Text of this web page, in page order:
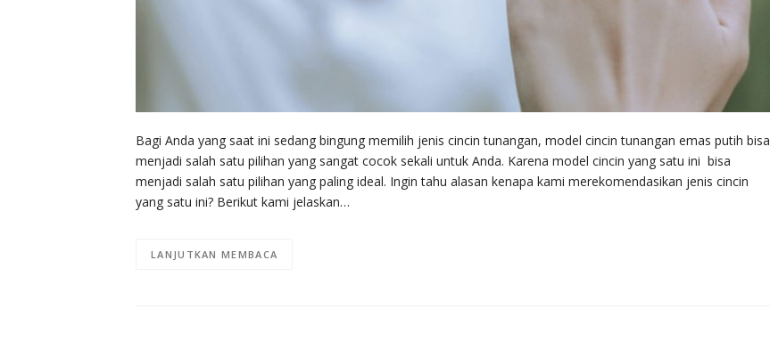
Bagi Anda yang saat ini sedang bingung memilih jenis cincin tunangan, model cincin tunangan emas putih bisa
menjadi salah satu pilihan yang sangat cocok sekali untuk Anda. Karena model cincin yang satu ini bisa
menjadi salah satu pilihan yang paling ideal. Ingin tahu alasan kenapa kami merekomendasikan jenis cincin
yang satu ini? Berikut kami jelaskan…
LANJUTKAN MEMBACA